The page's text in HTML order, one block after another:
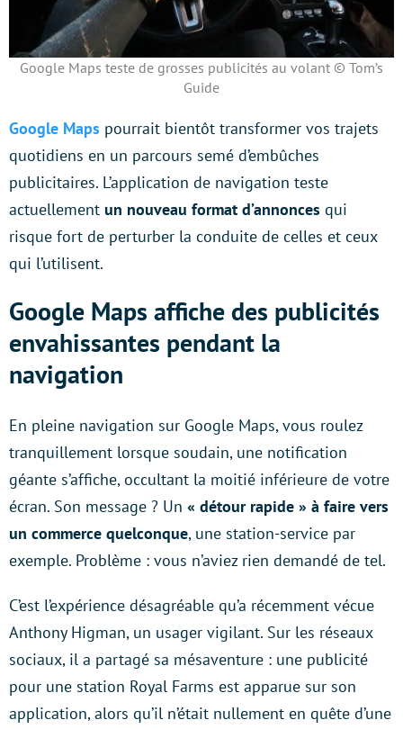
Google Maps teste de grosses publicités au volant © Tom’s
Guide
Google Maps pourrait bientôt transformer vos trajets
quotidiens en un parcours semé d’embûches
publicitaires. L’application de navigation teste
actuellement un nouveau format d’annonces qui
risque fort de perturber la conduite de celles et ceux
qui l’utilisent.
Google Maps affiche des publicités
envahissantes pendant la
navigation
En pleine navigation sur Google Maps, vous roulez
tranquillement lorsque soudain, une notification
géante s’affiche, occultant la moitié inférieure de votre
écran. Son message ? Un « détour rapide » à faire vers
un commerce quelconque, une station-service par
exemple. Problème : vous n’aviez rien demandé de tel.
C’est l’expérience désagréable qu’a récemment vécue
Anthony Higman, un usager vigilant. Sur les réseaux
sociaux, il a partagé sa mésaventure : une publicité
pour une station Royal Farms est apparue sur son
application, alors qu’il n’était nullement en quête d’une